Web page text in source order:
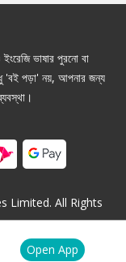
Open App
ভাষার পুরনো বা
'বই পড়া' নয়, আপনার জন্য
Limited. All Rights